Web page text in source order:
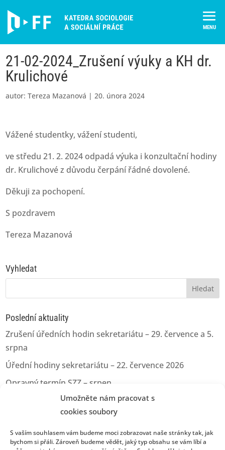
content
Umožněte nám pracovat s
cookies soubory
S vaším souhlasem vám budeme moci zobrazovat naše stránky tak, jak
bychom si přáli. Zároveň budeme vědět, jaký typ obsahu se vám líbí a
21-02-2024_Zrušení výuky a KH dr.
Krulichové
autor:Tereza Mazanová |20. února 2024
Vážené studentky, vážení studenti,
ve středu 21. 2. 2024 odpadá výuka i konzultační hodiny
dr. Krulichové z důvodu čerpání řádné dovolené.
Děkuji za pochopení.
S pozdravem
Tereza Mazanová
Vyhledat
Poslední aktuality
Zrušení úředních hodin sekretariátu – 29. července a 5.
srpna
Úřední hodiny sekretariátu – 22. července 2026
Opravný termín SZZ – srpen
Opravný termín pro odevzdání kvalifikačních prací
Úřední hodiny sekretariátu – 11.06.2026